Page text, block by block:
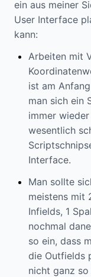
ein aus meiner
User Interface
kann:
Arbeiten mit
ist am
man sich ein
immer
wesentlich
Interface.
Man sollte
meistens mit
Infields, 1
nochmal
so ein, dass
die Outfields
nicht ganz so